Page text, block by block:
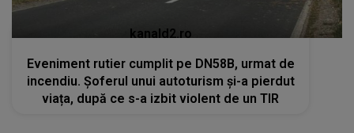
kanald2.ro
Eveniment rutier cumplit pe DN58B, urmat de
incendiu. Șoferul unui autoturism și-a pierdut
viața, după ce s-a izbit violent de un TIR